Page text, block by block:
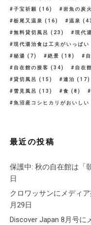
子宝祈願 (16) 岩魚の炭
栃尾又温泉 (16) 温泉
無料貸切風呂 (23) 現代
現代湯治食は工夫がいっぱい
秘湯 (7) 絶景 (18)
自在館の接客 (34) 自在
貸切風呂 (15) 連泊 (17)
雪見風呂 (13) 食 (8)
魚沼産コシヒカリがおいしい
最近の投稿
保護中: 秋の自在館は「
日
クロワッサンにメディ
月29日
Discover Japan 8月号に